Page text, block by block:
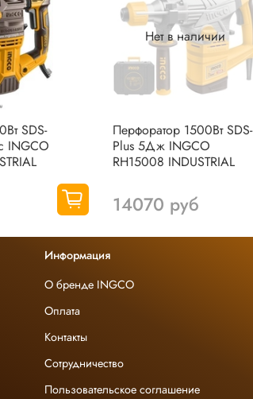
SDS-
INGCO
Нет в наличии
Перфоратор 1500Вт SDS-
Plus 5Дж INGCO
RH15008 INDUSTRIAL
14070 руб
Информация
О бренде INGCO
Оплата
Контакты
Сотрудничество
Пользовательское соглашение